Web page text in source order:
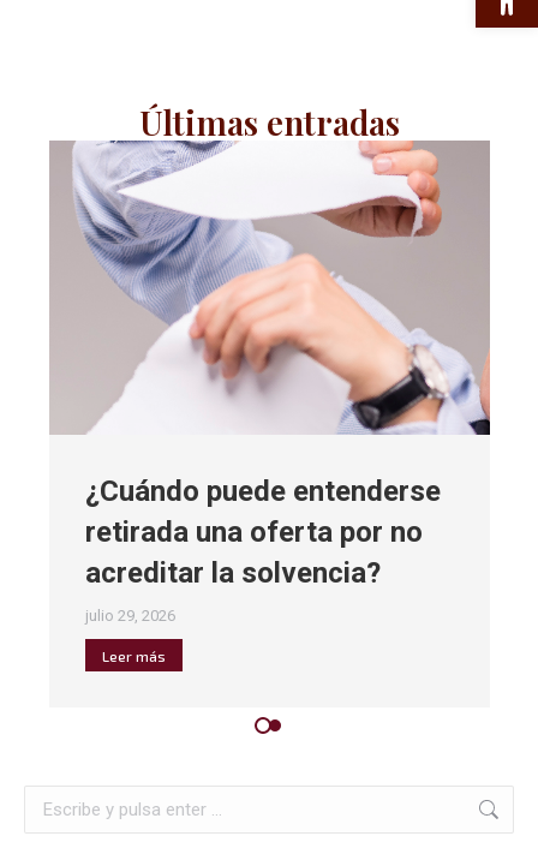
Últimas entradas
¿Cuándo puede entenderse
retirada una oferta por no
acreditar la solvencia?
julio 29, 2026
Leer más